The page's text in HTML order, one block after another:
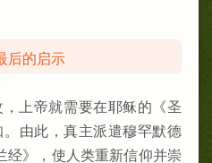
后的启示
上帝就需要在耶稣的《圣
由此，真主派遣穆罕默德
》，使人类重新信仰并崇